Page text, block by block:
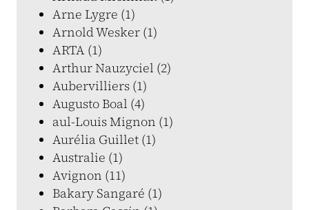
Arne Lygre (1)
Arnold Wesker (1)
ARTA (1)
Arthur Nauzyciel (2)
Aubervilliers (1)
Augusto Boal (4)
aul-Louis Mignon (1)
Aurélia Guillet (1)
Australie (1)
Avignon (11)
Bakary Sangaré (1)